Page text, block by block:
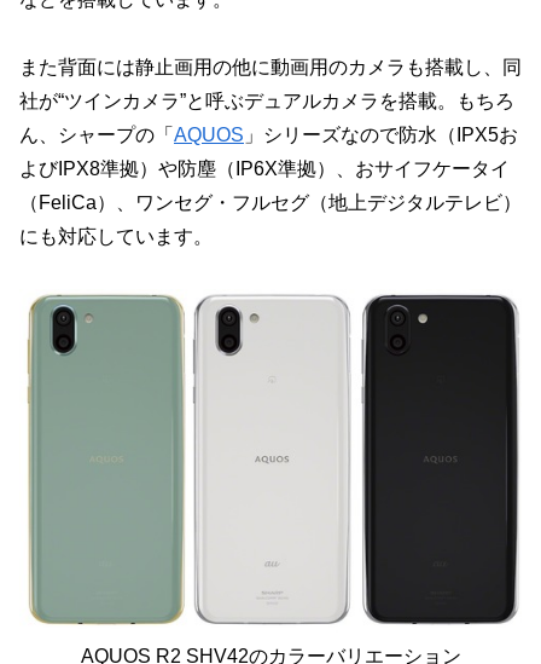
また背面には静止画用の他に動画用のカメラも搭載し、同
社が“ツインカメラ”と呼ぶデュアルカメラを搭載。もちろ
ん、シャープの「 AQUOS 」シリーズなので防水（IPX5お
よびIPX8準拠）や防塵（IP6X準拠）、おサイフケータイ
（FeliCa）、ワンセグ・フルセグ（地上デジタルテレビ）
にも対応しています。
AQUOS R2 SHV42のカラーバリエーション